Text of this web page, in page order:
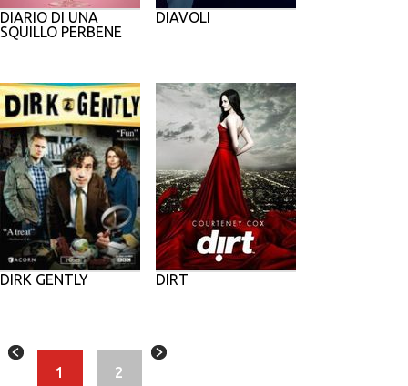
DIARIO DI UNA
SQUILLO PERBENE
DIAVOLI
DIRK GENTLY DIRT
1 2